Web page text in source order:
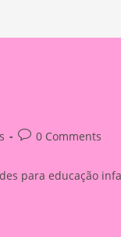
Post0 Comments
para educação